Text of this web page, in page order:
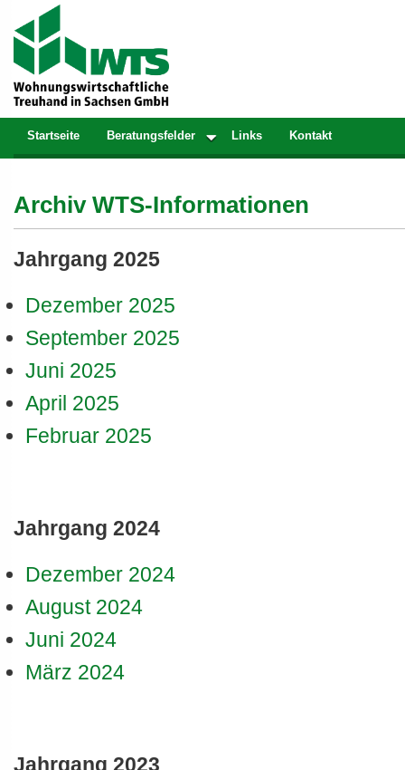
Startseite Beratungsfelder Links Kontakt
Archiv WTS-Informationen
Jahrgang 2025
Dezember 2025
September 2025
Juni 2025
April 2025
Februar 2025
Jahrgang 2024
Dezember 2024
August 2024
Juni 2024
März 2024
Jahrgang 2023